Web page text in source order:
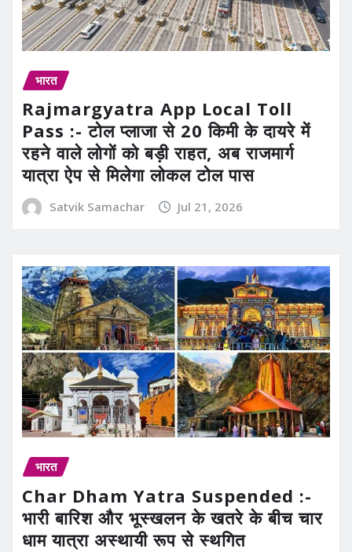
भारत
Rajmargyatra App Local Toll
Pass :- टोल प्लाजा से 20 किमी के दायरे में
रहने वाले लोगों को बड़ी राहत, अब राजमार्ग
यात्रा ऐप से मिलेगा लोकल टोल पास
Satvik Samachar Jul 21, 2026
भारत
Char Dham Yatra Suspended :-
भारी बारिश और भूस्खलन के खतरे के बीच चार
धाम यात्रा अस्थायी रूप से स्थगित